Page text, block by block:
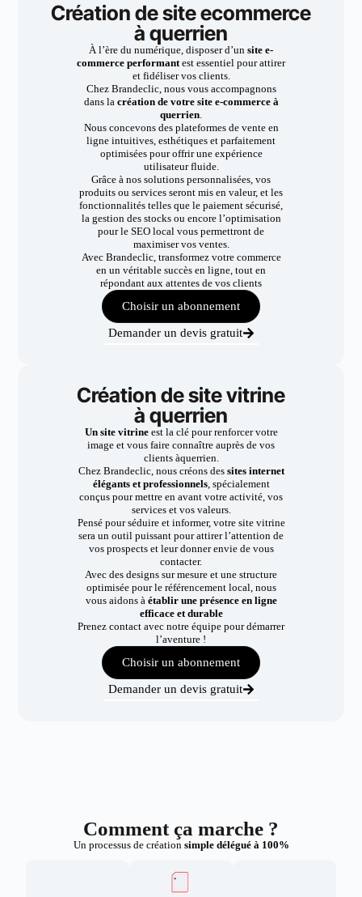
Création de site ecommerce
à querrien
À l’ère du numérique, disposer d’un site e-
commerce performantest essentiel pour attirer
et fidéliser vos clients.
Chez Brandeclic, nous vous accompagnons
dans la création de votre site e-commerce à
querrien.
Nous concevons des plateformes de vente en
ligne intuitives, esthétiques et parfaitement
optimisées pour offrir une expérience
utilisateur fluide.
Grâce à nos solutions personnalisées, vos
produits ou services seront mis en valeur, et les
fonctionnalités telles que le paiement sécurisé,
la gestion des stocks ou encore l’optimisation
pour le SEO local vous permettront de
maximiser vos ventes.
Avec Brandeclic, transformez votre commerce
en un véritable succès en ligne, tout en
répondant aux attentes de vos clients
Choisir un abonnement
Demander un devis gratuit
Création de site vitrine
à querrien
Un site vitrineest la clé pour renforcer votre
image et vous faire connaître auprès de vos
clients àquerrien.
Chez Brandeclic, nous créons dessites internet
élégants et professionnels, spécialement
conçus pour mettre en avant votre activité, vos
services et vos valeurs.
Pensé pour séduire et informer, votre site vitrine
sera un outil puissant pour attirer l’attention de
vos prospects et leur donner envie de vous
contacter.
Avec des designs sur mesure et une structure
optimisée pour le référencement local, nous
vous aidons à établir une présence en ligne
efficace et durable
Prenez contact avec notre équipe pour démarrer
l’aventure !
Choisir un abonnement
Demander un devis gratuit
Comment ça marche ?
Un processus de création simple délégué à 100%